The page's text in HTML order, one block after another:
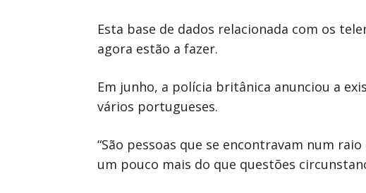
Esta base de dados relacionada com os
agora estão a fazer.
Em junho, a polícia britânica anunciou a
vários portugueses.
“São pessoas que se encontravam num
um pouco mais do que questões